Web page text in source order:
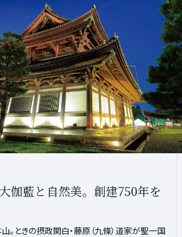
規模複合施設を備えた京の玄
全国各地を結ぶ主要ターミナルである京都駅。
伽藍と自然美。創建750年を
。ときの摂政関白・藤原（九條）道家が聖一国